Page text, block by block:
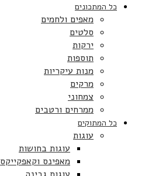
כל המתכונים
מאפים ולחמים
סלטים
ירקות
תוספות
מנות עיקריות
מרקים
צמחוני
ממרחים ורטבים
כל המתוקים
עוגות
עוגות בחושות
מאפינס וקאפקייקס